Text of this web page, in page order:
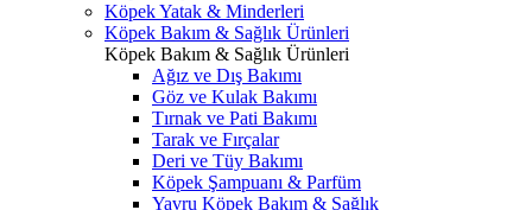
Köpek Yatak & Minderleri
Köpek Bakım & Sağlık Ürünleri
Köpek Bakım & Sağlık Ürünleri
Ağız ve Dış Bakımı
Göz ve Kulak Bakımı
Tırnak ve Pati Bakımı
Tarak ve Fırçalar
Deri ve Tüy Bakımı
Köpek Şampuanı & Parfüm
Yavru Köpek Bakım & Sağlık